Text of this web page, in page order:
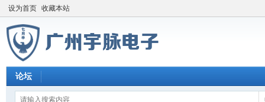
设为首页 收藏本站
论坛